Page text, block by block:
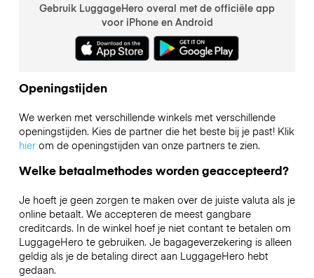
Gebruik LuggageHero overal met de officiële app
voor iPhone en Android
Openingstijden
We werken met verschillende winkels met verschillende
openingstijden. Kies de partner die het beste bij je past! Klik
hierom de openingstijden van onze partners te zien.
Welke betaalmethodes worden geaccepteerd?
Je hoeft je geen zorgen te maken over de juiste valuta als je
online betaalt. We accepteren de meest gangbare
creditcards. In de winkel hoef je niet contant te betalen om
LuggageHero te gebruiken. Je bagageverzekering is alleen
geldig als je de betaling direct aan LuggageHero hebt
gedaan.